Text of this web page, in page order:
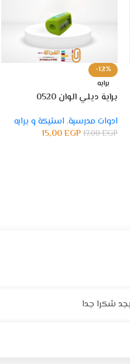
-12%
برايه
براية ديلي الوان 0520
ادوات مدرسية, استيكة و برايه
17,00EGP
15,00EGP
شكرا جدا